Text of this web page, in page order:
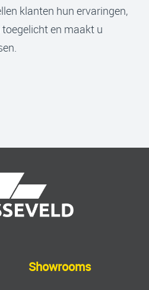
klanten hun ervaringen,
en maakt u
Showrooms